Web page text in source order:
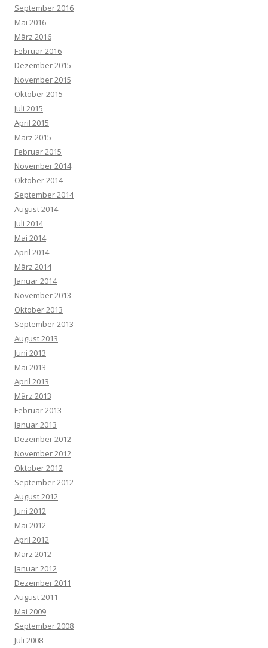
September 2016
Mai 2016
März 2016
Februar 2016
Dezember 2015
November 2015
Oktober 2015
Juli 2015
April 2015
März 2015
Februar 2015
November 2014
Oktober 2014
September 2014
August 2014
Juli 2014
Mai 2014
April 2014
März 2014
Januar 2014
November 2013
Oktober 2013
September 2013
August 2013
Juni 2013
Mai 2013
April 2013
März 2013
Februar 2013
Januar 2013
Dezember 2012
November 2012
Oktober 2012
September 2012
August 2012
Juni 2012
Mai 2012
April 2012
März 2012
Januar 2012
Dezember 2011
August 2011
Mai 2009
September 2008
Juli 2008